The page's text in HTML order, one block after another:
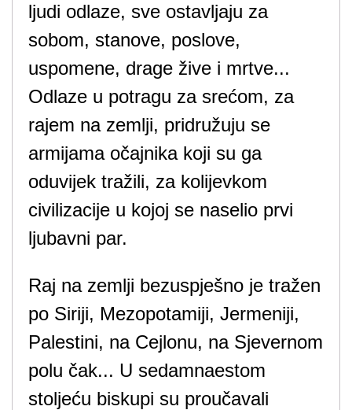
ljudi odlaze, sve ostavljaju za
sobom, stanove, poslove,
uspomene, drage žive i mrtve...
Odlaze u potragu za srećom, za
rajem na zemlji, pridružuju se
armijama očajnika koji su ga
oduvijek tražili, za kolijevkom
civilizacije u kojoj se naselio prvi
ljubavni par.
Raj na zemlji bezuspješno je tražen
po Siriji, Mezopotamiji, Jermeniji,
Palestini, na Cejlonu, na Sjevernom
polu čak... U sedamnaestom
stoljeću biskupi su proučavali